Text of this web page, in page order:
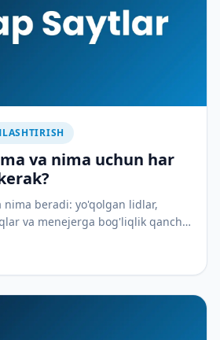
va nima uchun har
nima beradi: yo'qolgan lidlar,
va menejerga bog'liqlik qancha